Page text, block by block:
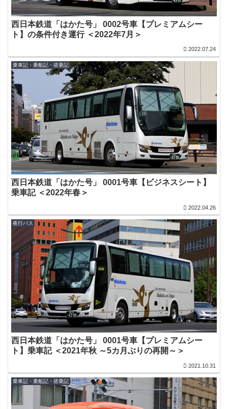
西日本鉄道「はかた号」 0002号車【プレミアムシー
ト】の条件付き運行 ＜2022年7月＞
2022.07.24
乗車記・乗船記・搭乗記
西日本鉄道「はかた号」 0001号車【ビジネスシート】
乗車記 ＜2022年春＞
2022.04.26
夜行バス
西日本鉄道「はかた号」 0001号車【プレミアムシー
ト】乗車記 ＜2021年秋 ～5カ月ぶりの再開～＞
2021.10.31
乗車記・乗船記・搭乗記